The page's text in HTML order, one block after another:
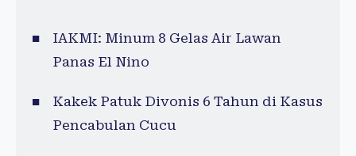
IAKMI: Minum 8 Gelas Air Lawan
Panas El Nino
Kakek Patuk Divonis 6 Tahun di Kasus
Pencabulan Cucu